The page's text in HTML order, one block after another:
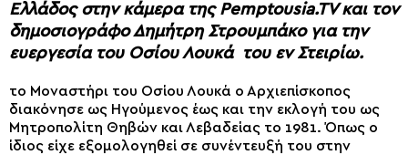
Ελλάδος στην κάμερα της Pemptousia.TV και τον
δημοσιογράφο Δημήτρη Στρουμπάκο για την
ευεργεσία του Οσίου Λουκά του εν Στειρίω.
το Μοναστήρι του Οσίου Λουκά ο Αρχιεπίσκοπος
διακόνησε ως Ηγούμενος έως και την εκλογή του ως
Μητροπολίτη Θηβών και Λεβαδείας το 1981. Όπως ο
ίδιος είχε εξομολογηθεί σε συνέντευξή του στην